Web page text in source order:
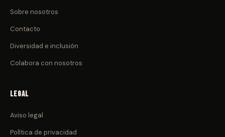
Sobre nosotros
Contacto
Diversidad e inclusión
Colabora con nosotros
Legal
Aviso legal
Política de privacidad